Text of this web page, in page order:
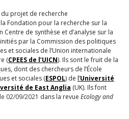
projet de recherche
Fondation pour la recherche sur la
Centre de synthèse et d’analyse sur la
par la Commission des politiques
et sociales de l’Union internationale
(CPEES de l’UICN). Ils sont le fruit de la
dont des chercheurs de l’École
et sociales (ESPOL) de l’Université
de East Anglia (UK). Ils font
le 02/09/2021 dans la revue Ecology and